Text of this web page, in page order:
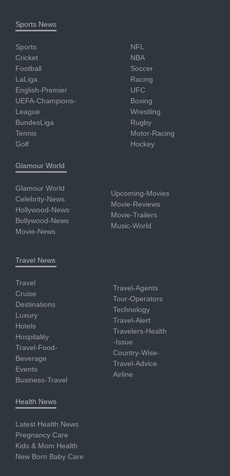
Sports News
Sports
Cricket
Football
LaLiga
English-Premier
UEFA-Champions-
League
BundesLiga
Tennis
Golf
NFL
NBA
Soccer
Racing
UFC
Boxing
Wrestling
Rugby
Motor-Racing
Hockey
Glamour World
Glamour World
Celebrity-News
Hollywood-News
Bollywood-News
Movie-News
Upcoming-Movies
Movie-Reviews
Movie-Trailers
Music-World
Travel News
Travel
Cruise
Destinations
Luxury
Hotels
Hospitality
Travel-Food-
Beverage
Events
Business-Travel
Travel-Agents
Tour-Operators
Technology
Travel-Alert
Travelers-Health
-Issue
Country-Wise-
Travel-Advice
Airline
Health News
Latest Health News
Pregnancy Care
Kids & Mom Health
New Born Baby Care